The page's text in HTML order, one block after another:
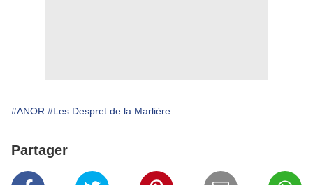
#ANOR #Les Despret de la Marlière
Partager